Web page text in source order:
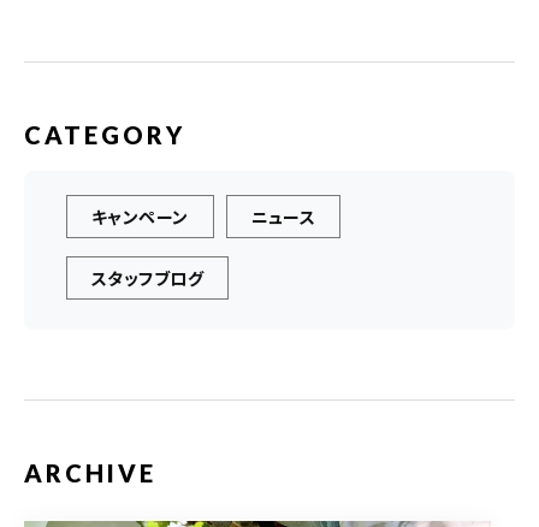
CATEGORY
キャンペーン ニュース
スタッフブログ
ARCHIVE